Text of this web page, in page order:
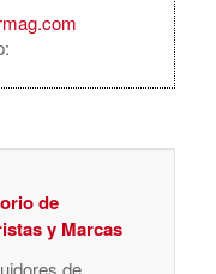
de
y Marcas
de